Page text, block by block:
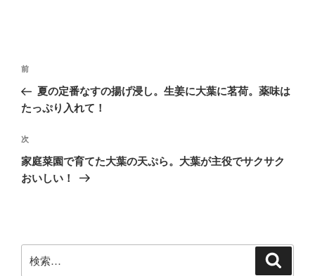
投
ナ
ゲ
ー
シ
前
の
投
前
夏の定番なすの揚げ浸し。生姜に大葉に茗荷。薬味は
たっぷり入れて！
次
の
投
次
家庭菜園で育てた大葉の天ぷら。大葉が主役でサクサク
おいしい！
索: